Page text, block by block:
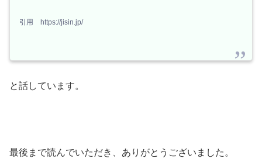
引用 https://jisin.jp/
と話しています。
最後まで読んでいただき、ありがとうございました。